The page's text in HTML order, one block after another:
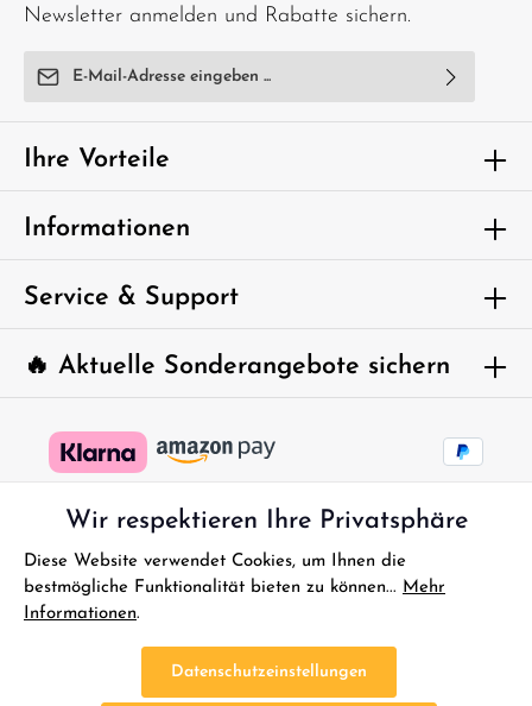
Newsletter anmelden und Rabatte sichern.
E-Mail-Adresse*
Ich habe dieDatenschutzbestimmungenzur Kenntnis
genommen und die
einverstanden.
Um weiterzugehen, geben Sie die oben
abgebildeten Zeichen ein*
🔥 Aktuelle Sonderangebote sichern
Ihre Vorteile
Informationen
Service & Support
ggf. Nachnahmegebühren, wenn nicht anders angegeben.
Wir respektieren Ihre Privatsphäre
Diese Website verwendet Cookies, um Ihnen die
bestmögliche Funktionalität bieten zu können... Mehr
Informationen.
Datenschutzeinstellungen